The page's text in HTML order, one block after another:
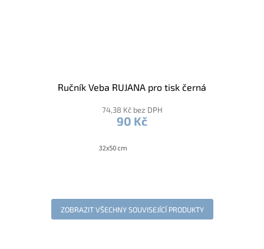
Ručník Veba RUJANA pro tisk černá
74,38 Kč bez DPH
90 Kč
32x50 cm
ZOBRAZIT VŠECHNY SOUVISEJÍCÍ PRODUKTY